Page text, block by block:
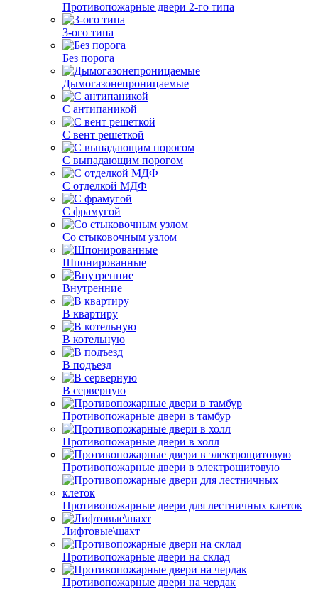
Противопожарные двери 2-го типа
3-ого типа
Без порога
Дымогазонепроницаемые
С антипаникой
С вент решеткой
С выпадающим порогом
С отделкой МДФ
С фрамугой
Со стыковочным узлом
Шпонированные
Внутренние
В квартиру
В котельную
В подъезд
В серверную
Противопожарные двери в тамбур
Противопожарные двери в холл
Противопожарные двери в электрощитовую
Противопожарные двери для лестничных клеток
Лифтовые\шахт
Противопожарные двери на склад
Противопожарные двери на чердак